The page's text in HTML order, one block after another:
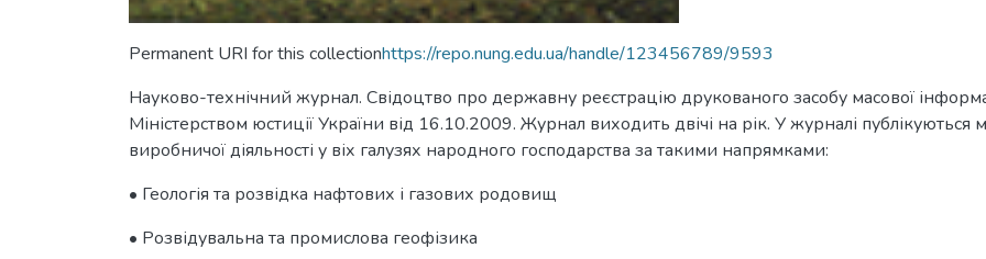
Permanent URI for this collectionhttps://repo.nung.edu.ua/handle/123456789/9593
Науково-технічний журнал. Свідоцтво про державну реєстрацію друкованого засобу масової
Міністерством юстиції України від 16.10.2009. Журнал виходить двічі на рік. У журналі публікуються
виробничої діяльності у віх галузях народного господарства за такими напрямками:
• Геологія та розвідка нафтових і газових родовищ
• Розвідувальна та промислова геофізика